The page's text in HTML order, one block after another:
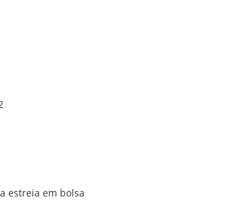
estreia em bolsa